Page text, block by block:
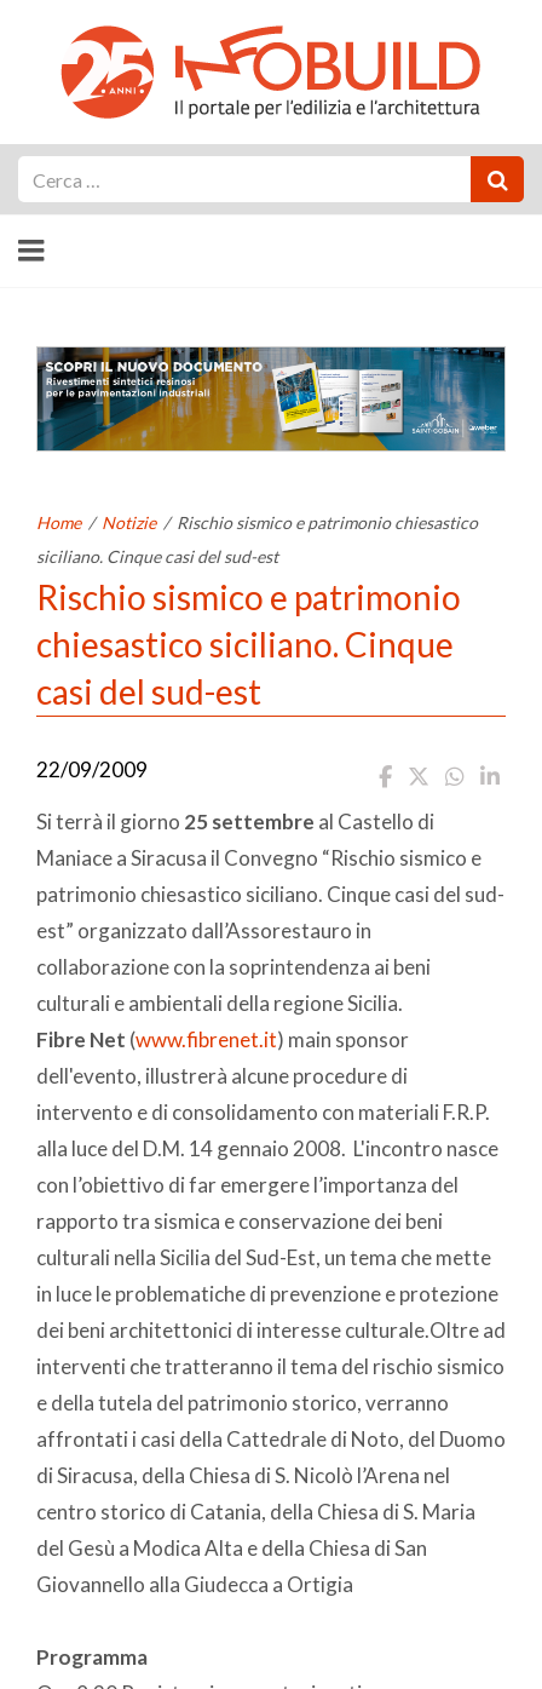
Home / Notizie / Rischio sismico e patrimonio chiesastico
siciliano. Cinque casi del sud-est
Rischio sismico e patrimonio
chiesastico siciliano. Cinque
casi del sud-est
22/09/2009
Si terrà il giorno 25 settembre al Castello di
Maniace a Siracusa il Convegno “Rischio sismico e
patrimonio chiesastico siciliano. Cinque casi del sud-
est” organizzato dall’Assorestauro in
collaborazione con la soprintendenza ai beni
culturali e ambientali della regione Sicilia.
Fibre Net (www.fibrenet.it) main sponsor
dell'evento, illustrerà alcune procedure di
intervento e di consolidamento con materiali F.R.P.
alla luce del D.M. 14 gennaio 2008. L'incontro nasce
con l’obiettivo di far emergere l’importanza del
rapporto tra sismica e conservazione dei beni
culturali nella Sicilia del Sud-Est, un tema che mette
in luce le problematiche di prevenzione e protezione
dei beni architettonici di interesse culturale.Oltre ad
interventi che tratteranno il tema del rischio sismico
e della tutela del patrimonio storico, verranno
affrontati i casi della Cattedrale di Noto, del Duomo
di Siracusa, della Chiesa di S. Nicolò l’Arena nel
centro storico di Catania, della Chiesa di S. Maria
del Gesù a Modica Alta e della Chiesa di San
Giovannello alla Giudecca a Ortigia
Programma